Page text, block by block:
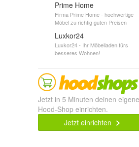
Prime Home
Firma Prime Home - hochwertige
Möbel zu richtig guten Preisen
Luxkor24
Luxkor24 - Ihr Möbelladen fürs
besseres Wohnen!
Jetzt in 5 Minuten deinen
Hood-Shop einrichten.
Jetzt einrichten